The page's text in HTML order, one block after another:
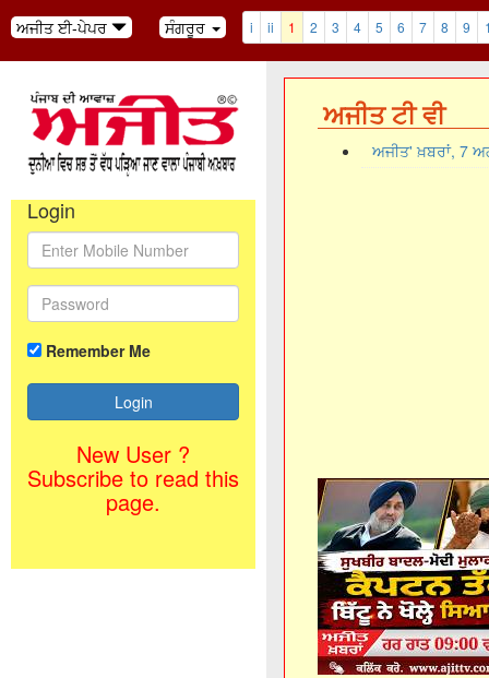
ਅਜੀਤ ਈ-ਪੇਪਰ ਸੰਗਰੂਰ i ii 1 2 3 4 5 6 7 8 9
Login
Remember Me
New User ?
Subscribe to read this
page.
ਅਜੀਤ ਟੀ ਵੀ
ਅਜੀਤ' ਖ਼ਬਰਾਂ, 7